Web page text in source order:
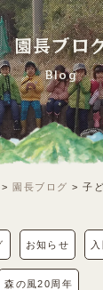
園長ブロ
Blog
> 園長ブログ >子
お知らせ
森の風20周年